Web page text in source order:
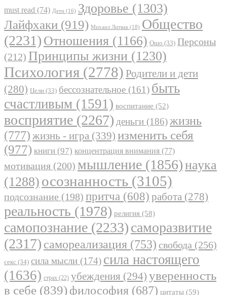
must read (74) Дети (16) Здоровье (1303)
Лайфхаки (919) Михаил Литвак (18) Общество
(2231) Отношения (1166) Ошо (33) Персоны
(212) Принципы жизни (1230)
Психология (2778) Родители и дети
(280) Цели (33) бессознательное (161) быть
счастливым (1591) воспитание (52)
восприятие (2267) деньги (186)жизнь
(777) жизнь - игра (339) изменить себя
(977) книги (97) концентрация внимания (77)
мотивация (200) мышление (1856)наука
(1288) осознанность (3105)
подсознание (198) притча (608) работа (278)
реальность (1978) религия (58)
самопознание (2233)саморазвитие
(2317) самореализация (753) свобода (256)
секс (34) сила мысли (174) сила настоящего
(1636) страх (22) убеждения (294) уверенность
в себе (839) философия (687) цитаты (59)